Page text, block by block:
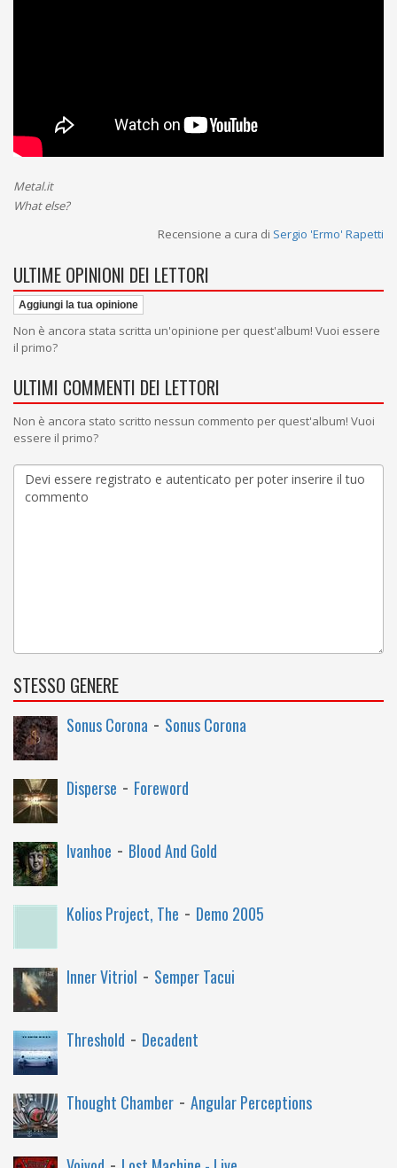
Metal.it
What else?
Recensione a cura di Sergio 'Ermo' Rapetti
ULTIME OPINIONI DEI LETTORI
Aggiungi la tua opinione
Non è ancora stata scritta un'opinione per quest'album! Vuoi essere
il primo?
ULTIMI COMMENTI DEI LETTORI
Non è ancora stato scritto nessun commento per quest'album! Vuoi
essere il primo?
STESSO GENERE
Sonus Corona - Sonus Corona
Disperse - Foreword
Ivanhoe - Blood And Gold
Kolios Project, The - Demo 2005
Inner Vitriol - Semper Tacui
Threshold - Decadent
Thought Chamber - Angular Perceptions